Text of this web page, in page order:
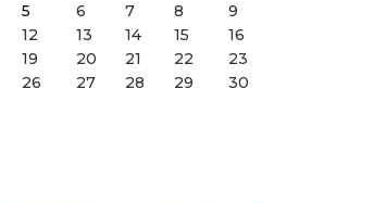
5 6 7 8
9
12 13 14 15
16
19 20 21 22
23
26 27 28 29
30